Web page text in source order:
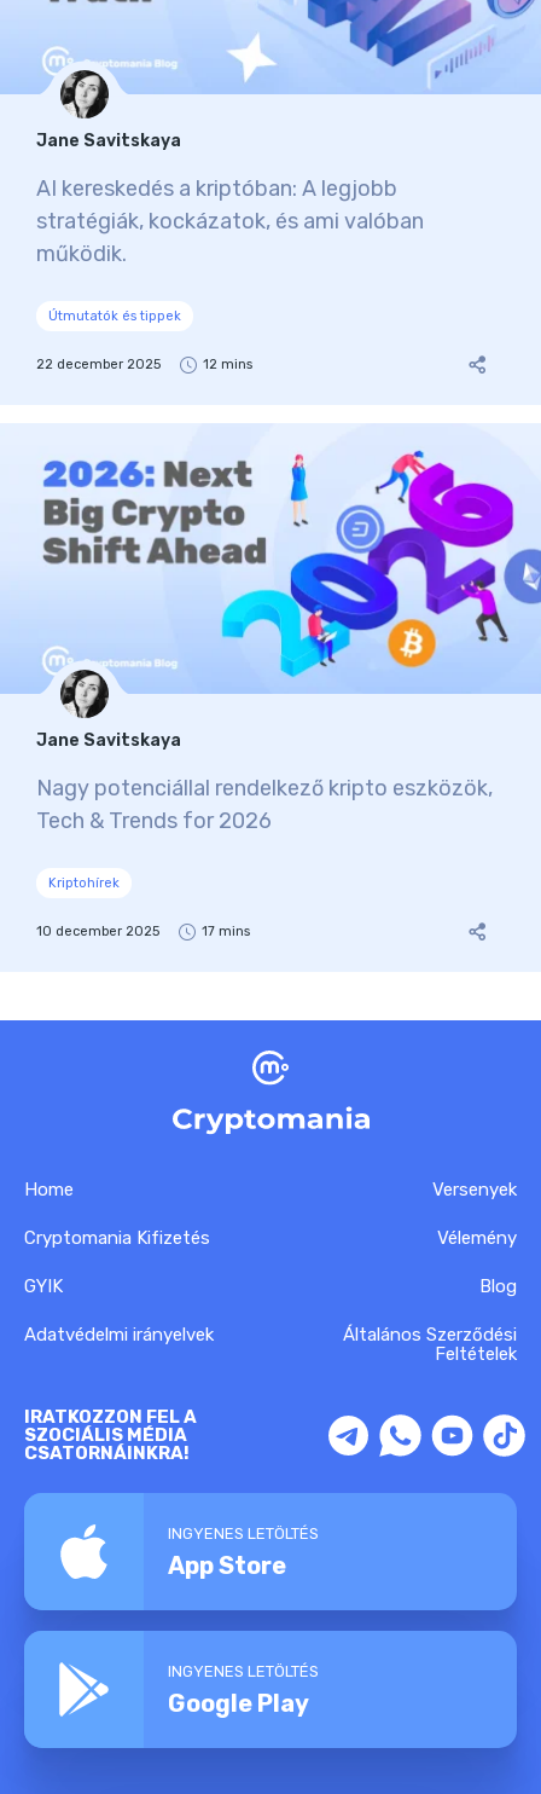
Jane Savitskaya
AI kereskedés a kriptóban: A legjobb
stratégiák, kockázatok, és ami valóban
működik.
Útmutatók és tippek
22 december 2025 12 mins
Jane Savitskaya
Nagy potenciállal rendelkező kripto eszközök,
Tech & Trends for 2026
Kriptohírek
10 december 2025 17 mins
Home Versenyek
Cryptomania Kifizetés Vélemény
GYIK Blog
Adatvédelmi irányelvek
Általános Szerződési
Feltételek
IRATKOZZON FEL A
SZOCIÁLIS MÉDIA
CSATORNÁINKRA!
INGYENES LETÖLTÉS
App Store
INGYENES LETÖLTÉS
Google Play